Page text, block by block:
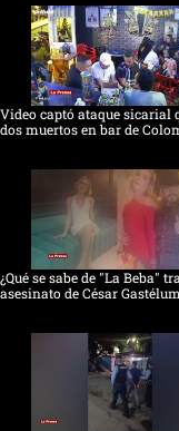
Video captó ataque sicarial
dos muertos en bar de
¿Qué se sabe de "La Beba"
asesinato de César